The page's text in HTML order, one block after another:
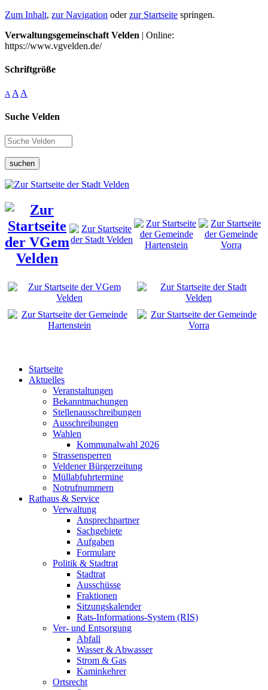
Zum Inhalt, zur Navigation oderzur Startseite springen.
Verwaltungsgemeinschaft Velden | Online:
https://www.vgvelden.de/
Schriftgröße
A A A
Suche Velden
suchen
Startseite
Aktuelles
Veranstaltungen
Bekanntmachungen
Stellenausschreibungen
Ausschreibungen
Wahlen
Kommunalwahl 2026
Strassensperren
Veldener Bürgerzeitung
Müllabfuhrtermine
Notrufnummern
Rathaus & Service
Verwaltung
Ansprechpartner
Sachgebiete
Aufgaben
Formulare
Politik & Stadtrat
Stadtrat
Ausschüsse
Fraktionen
Sitzungskalender
Rats-Informations-System (RIS)
Ver- und Entsorgung
Abfall
Wasser & Abwasser
Strom & Gas
Kaminkehrer
Ortsrecht